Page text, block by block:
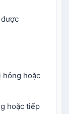
hỏng hoặc
hoặc tiếp